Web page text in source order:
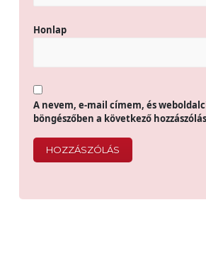
Honlap
A nevem, e-mail címem, és
böngészőben a következő